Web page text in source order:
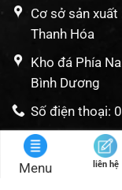
Cơ sở sản xuất
Thanh Hóa
Kho đá Phía
Bình Dương
Số điện thoại:
Mail:
VỀ CHÚNG TÔI
Menu liên hệ